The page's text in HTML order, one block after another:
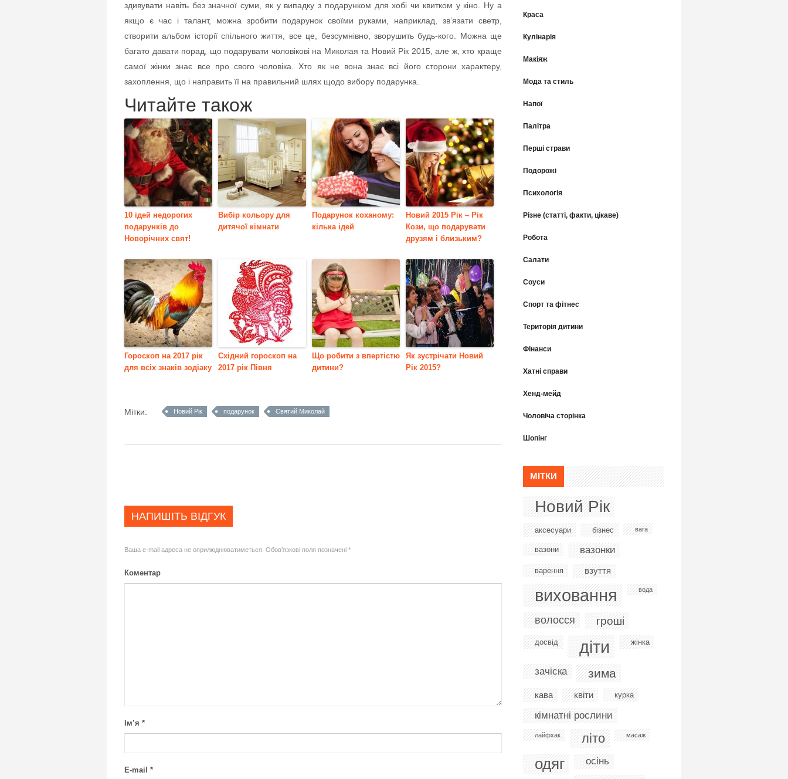
здивувати навіть без значної суми, як у випадку з подарунком для хобі чи квитком у кіно. Ну а
якщо є час і талант, можна зробити подарунок своїми руками, наприклад, зв’язати светр,
створити альбом історії спільного життя, все це, безсумнівно, зворушить будь-кого. Можна ще
багато давати порад, що подарувати чоловікові на Миколая та Новий Рік 2015, але ж, хто краще
самої жінки знає все про свого чоловіка. Хто як не вона знає всі його сторони характеру,
захоплення, що і направить її на правильний шлях щодо вибору подарунка.
Читайте також
10 ідей недорогих
подарунків до
Новорічних свят!
Вибір кольору для
дитячої кімнати
Подарунок коханому:
кілька ідей
Новий 2015 Рік – Рік
Кози, що подарувати
друзям і близьким?
Гороскоп на 2017 рік
для всіх знаків зодіаку
Східний гороскоп на
2017 рік Півня
Що робити з впертістю
дитини?
Як зустрічати Новий
Рік 2015?
Мітки: Новий Рік подарунок Святий Миколай
НАПИШІТЬ ВІДГУК
Ваша e-mail адреса не оприлюднюватиметься. Обов’язкові поля позначені *
Коментар
Ім’я *
E-mail *
Краса
Кулінарія
Макіяж
Мода та стиль
Напої
Палітра
Перші страви
Подорожі
Психологія
Різне (статті, факти, цікаве)
Робота
Салати
Соуси
Спорт та фітнес
Територія дитини
Фінанси
Хатні справи
Хенд-мейд
Чоловіча сторінка
Шопінг
МІТКИ
Новий Рік
аксесуари бізнес вага
вазони вазонки
варення взуття
виховання вода
волосся гроші
досвід діти жінка
зачіска зима
кава квіти курка
кімнатні рослини
лайфхак літо масаж
одяг осінь